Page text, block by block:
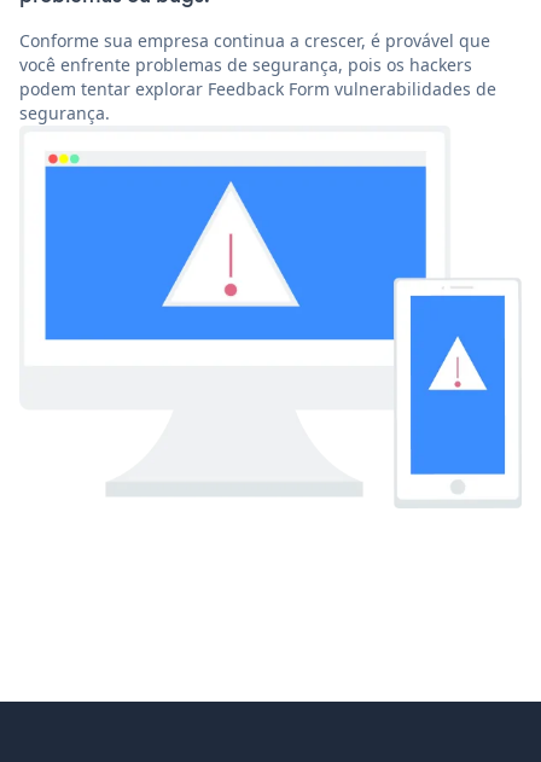
Conforme sua empresa continua a crescer, é provável que
você enfrente problemas de segurança, pois os hackers
podem tentar explorar Feedback Form vulnerabilidades de
segurança.